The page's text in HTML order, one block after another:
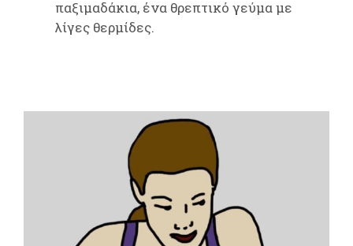
παξιμαδάκια, ένα θρεπτικό γεύμα με
λίγες θερμίδες.